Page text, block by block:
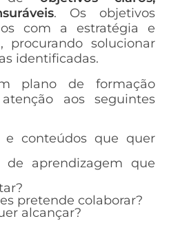
. Os objetivos
com a estratégia e
procurando solucionar
identificadas.
plano de formação
aos seguintes
e conteúdos que quer
aprendizagem que
pretende colaborar?
alcançar?